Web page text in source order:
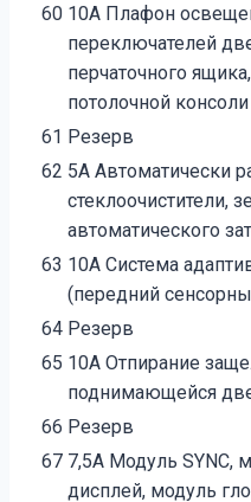
60 10А Плафон
переключателей
перчаточного
потолочной консоли
61 Резерв
62 5А Автоматически
стеклоочистители,
автоматического
63 10А Система
(передний
64 Резерв
65 10А Отпирание
поднимающейся
66 Резерв
67 7,5А Модуль SYNC,
дисплей, модуль